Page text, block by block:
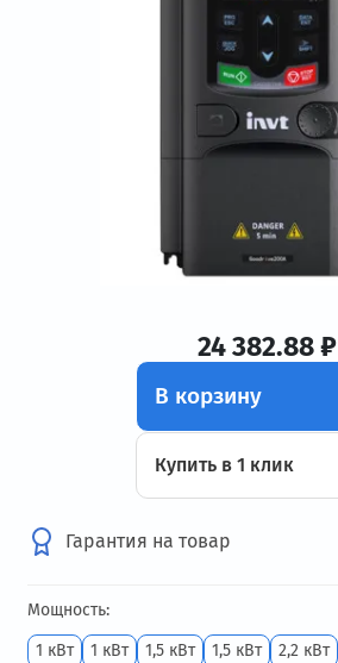
24 382.88 ₽
В корзину
Купить в 1 клик
Гарантия на товар
Мощность:
1 кВт
1 кВт 1,5 кВт 1,5 кВт 2,2 кВт